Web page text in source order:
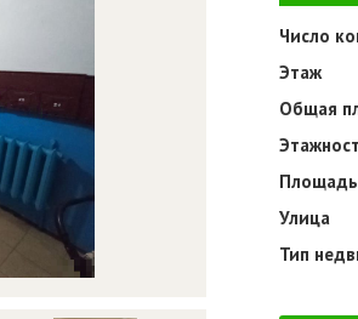
Число
Этаж
Общая
Площадь
Улица
Тип